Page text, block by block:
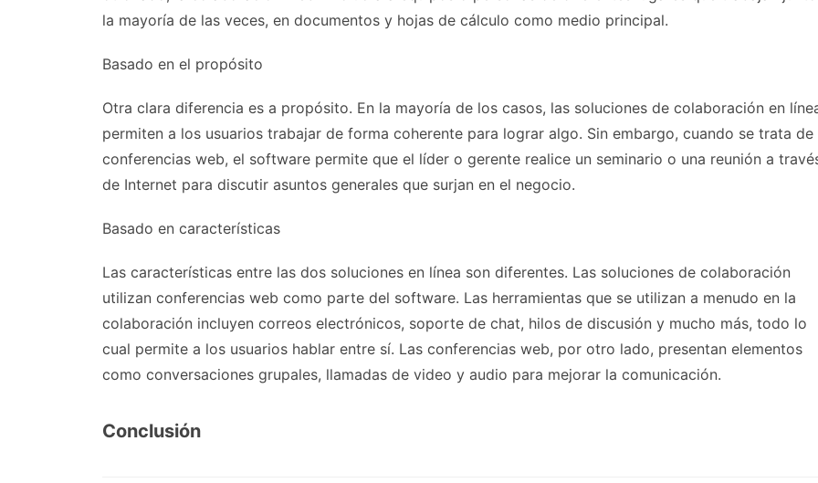
la mayoría de las veces, en documentos y hojas de cálculo como medio principal.
Basado en el propósito
Otra clara diferencia es a propósito. En la mayoría de los casos, las soluciones de colaboración en
permiten a los usuarios trabajar de forma coherente para lograr algo. Sin embargo, cuando se trata de
conferencias web, el software permite que el líder o gerente realice un seminario o una reunión a
de Internet para discutir asuntos generales que surjan en el negocio.
Basado en características
Las características entre las dos soluciones en línea son diferentes. Las soluciones de colaboración
utilizan conferencias web como parte del software. Las herramientas que se utilizan a menudo en la
colaboración incluyen correos electrónicos, soporte de chat, hilos de discusión y mucho más, todo lo
cual permite a los usuarios hablar entre sí. Las conferencias web, por otro lado, presentan elementos
como conversaciones grupales, llamadas de video y audio para mejorar la comunicación.
Conclusión